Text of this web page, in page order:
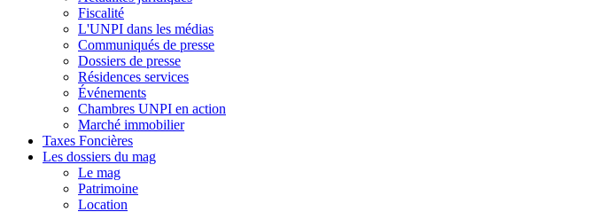
Fiscalité
L'UNPI dans les médias
Communiqués de presse
Dossiers de presse
Résidences services
Événements
Chambres UNPI en action
Marché immobilier
Taxes Foncières
Les dossiers du mag
Le mag
Patrimoine
Location